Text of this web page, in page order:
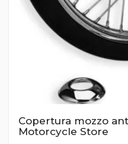
Copertura mozzo
Motorcycle Store